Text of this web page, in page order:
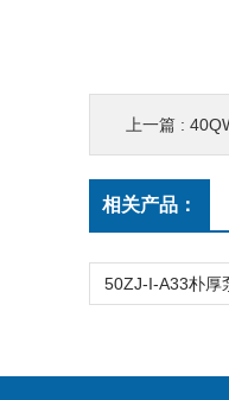
上一篇 :
相关产品：